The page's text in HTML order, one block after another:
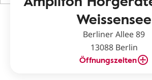
Weissensee
Berliner Allee 89
13088 Berlin
Öffnungszeiten